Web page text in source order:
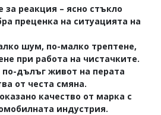
за реакция – ясно стъкло
преценка на ситуацията на
шум, по-малко трептене,
при работа на чистачките.
по-дълъг живот на перата
от честа смяна.
качество от марка с
индустрия.